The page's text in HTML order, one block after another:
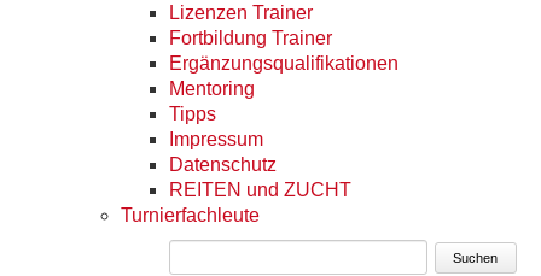
Lizenzen Trainer
Fortbildung Trainer
Ergänzungsqualifikationen
Mentoring
Tipps
Impressum
Datenschutz
REITEN und ZUCHT
Turnierfachleute
Suchen